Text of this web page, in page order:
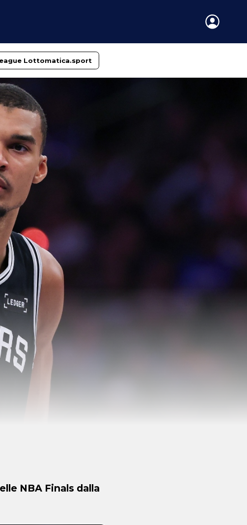
Lottomatica.sport
NBA Finals dalla